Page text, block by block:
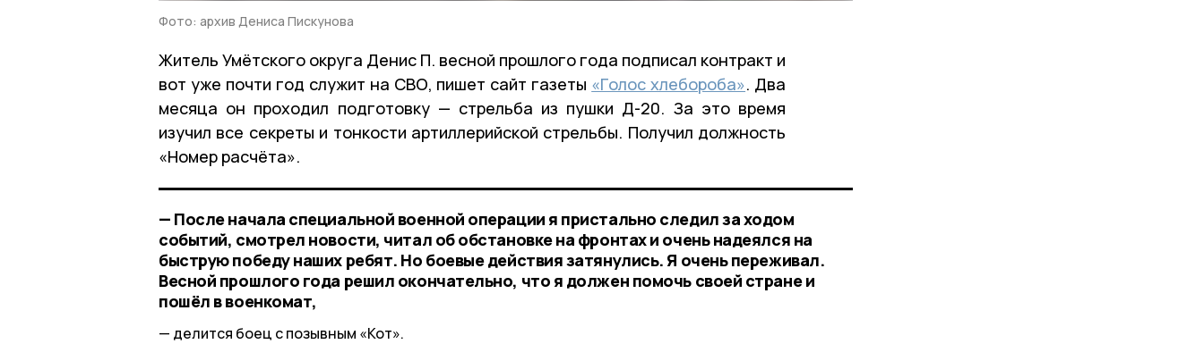
Фото: архив Дениса Пискунова
Житель Умётского округа Денис П. весной прошлого года подписал контракт и
вот уже почти год служит на СВО, пишет сайт газеты «Голос хлебороба». Два
месяца он проходил подготовку — стрельба из пушки Д-20. За это время
изучил все секреты и тонкости артиллерийской стрельбы. Получил должность
«Номер расчёта».
— После начала специальной военной операции я пристально следил за ходом
событий, смотрел новости, читал об обстановке на фронтах и очень надеялся на
быструю победу наших ребят. Но боевые действия затянулись. Я очень переживал.
Весной прошлого года решил окончательно, что я должен помочь своей стране и
пошёл в военкомат,
делится боец с позывным «Кот».